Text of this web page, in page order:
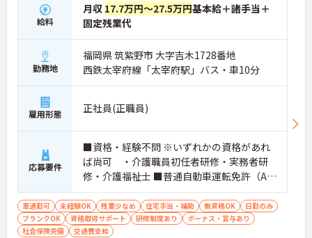
給料
月収 17.7万円～27.5万円基本給＋諸手当＋
固定残業代
勤務地
福岡県 筑紫野市 大字吉木1728番地
西鉄太宰府線「太宰府駅」バス・車10分
雇用形態 正社員(正職員)
応募要件
■資格・経験不問 ※いずれかの資格があれ
ば尚可 ・介護職員初任者研修・実務者研
修・介護福祉士 ■普通自動車運転免許（AT
限定可）あれば尚可
車通勤可 未経験OK 残業少なめ 住宅手当・補助 無資格OK
日勤のみ
ブランクOK
資格取得サポート 研修制度あり
ボーナス・賞与あり
社会保険完備
交通費支給